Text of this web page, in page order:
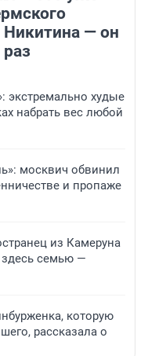
— он
экстремально худые
набрать вес любой
москвич обвинил
и пропаже
из Камеруна
здесь семью —
которую
рассказала о